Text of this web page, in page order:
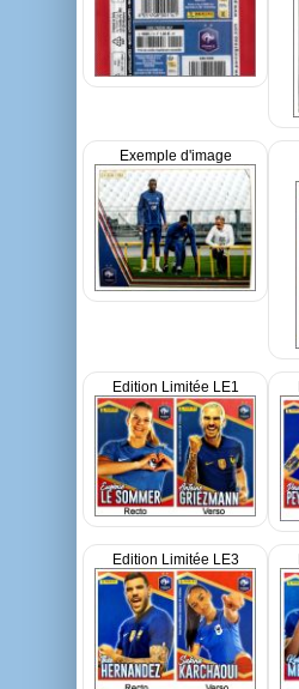
Exemple d'image
Edition Limitée LE1
Edition Limitée LE3